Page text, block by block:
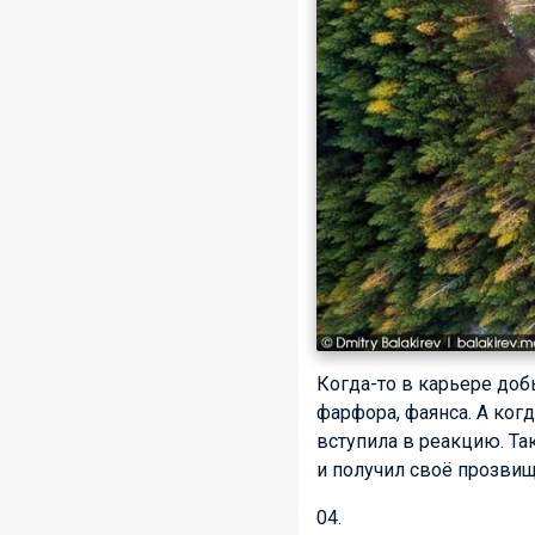
Когда-то в карьере
фарфора, фаянса. А
вступила в реакцию.
и получил своё
04.